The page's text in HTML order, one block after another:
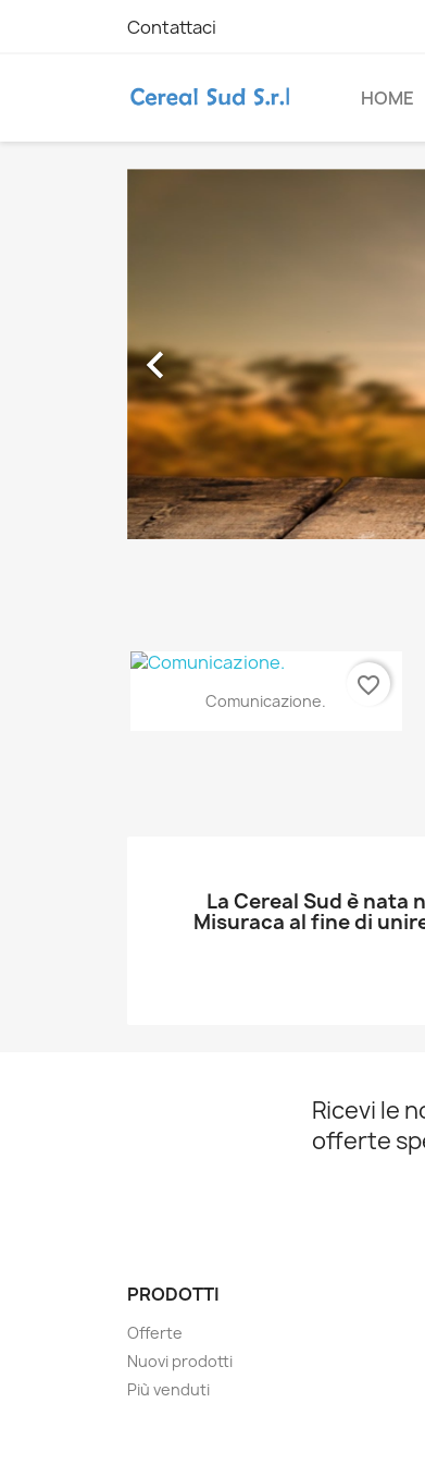
Contattaci
HOME

Anteprima
Comunicazione.
favorite_border
La Cereal Sud è nata
Misuraca al fine di
Ricevi le
offerte
PRODOTTI
Offerte
Nuovi prodotti
Più venduti